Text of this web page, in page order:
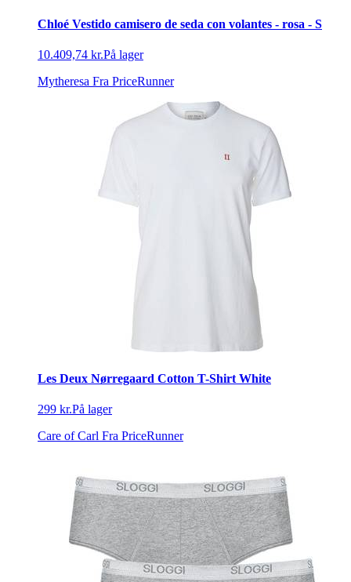
Chloé Vestido camisero de seda con volantes - rosa - S
10.409,74 kr.På lager
Mytheresa Fra PriceRunner
Les Deux Nørregaard Cotton T-Shirt White
299 kr.På lager
Care of Carl Fra PriceRunner